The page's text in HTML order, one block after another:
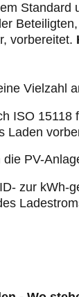
Standard
vorbereitet.
Vielzahl
ISO 15118
Laden
die PV-
zur kWh-